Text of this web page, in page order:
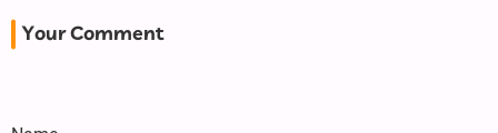
Your Comment